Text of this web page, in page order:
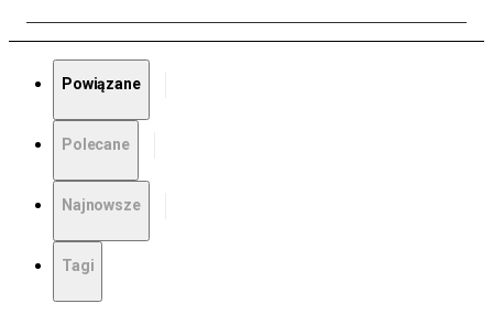
Powiązane
Polecane
Najnowsze
Tagi